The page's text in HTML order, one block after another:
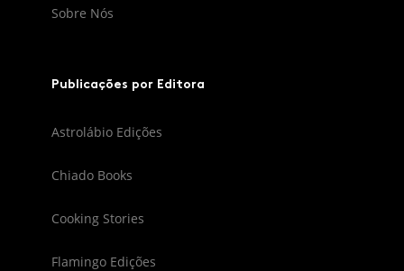
Sobre Nós
Publicações por Editora
Astrolábio Edições
Chiado Books
Cooking Stories
Flamingo Edições